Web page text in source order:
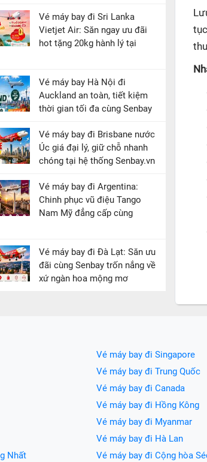
Vé máy bay đi Sri Lanka
Vietjet Air: Săn ngay ưu đãi
hot tặng 20kg hành lý tại
Vé máy bay Hà Nội đi
Auckland an toàn, tiết kiệm
thời gian tối đa cùng Senbay
Vé máy bay đi Brisbane nước
Úc giá đại lý, giữ chỗ nhanh
chóng tại hệ thống Senbay.vn
Vé máy bay đi Argentina:
Chinh phục vũ điệu Tango
Nam Mỹ đẳng cấp cùng
Vé máy bay đi Đà Lạt: Săn ưu
đãi cùng Senbay trốn nắng về
xứ ngàn hoa mộng mơ
Vé máy bay đi Singapore
Vé máy bay đi Trung Quốc
Vé máy bay đi Canada
Vé máy bay đi Hồng Kông
Vé máy bay đi Myanmar
Vé máy bay đi Hà Lan
Nhất
Vé máy bay đi Cộng hòa